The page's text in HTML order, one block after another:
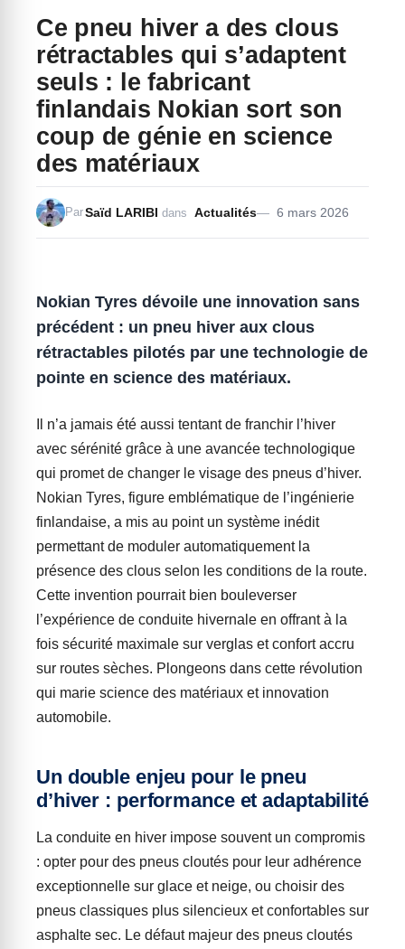
Ce pneu hiver a des clous
rétractables qui s’adaptent
seuls : le fabricant
finlandais Nokian sort son
coup de génie en science
des matériaux
6 mars 2026
ParSaïd LARIBI dans Actualités
Nokian Tyres dévoile une innovation sans
précédent : un pneu hiver aux clous
rétractables pilotés par une technologie de
pointe en science des matériaux.
Il n’a jamais été aussi tentant de franchir l’hiver
avec sérénité grâce à une avancée technologique
qui promet de changer le visage des pneus d’hiver.
Nokian Tyres, figure emblématique de l’ingénierie
finlandaise, a mis au point un système inédit
permettant de moduler automatiquement la
présence des clous selon les conditions de la route.
Cette invention pourrait bien bouleverser
l’expérience de conduite hivernale en offrant à la
fois sécurité maximale sur verglas et confort accru
sur routes sèches. Plongeons dans cette révolution
qui marie science des matériaux et innovation
automobile.
Un double enjeu pour le pneu
d’hiver : performance et adaptabilité
La conduite en hiver impose souvent un compromis
: opter pour des pneus cloutés pour leur adhérence
exceptionnelle sur glace et neige, ou choisir des
pneus classiques plus silencieux et confortables sur
asphalte sec. Le défaut majeur des pneus cloutés